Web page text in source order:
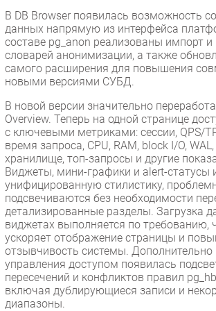
В DB Browser появилась возможность
данных напрямую из интерфейса
составе pg_anon реализованы импорт и
словарей анонимизации, а также
самого расширения для повышения
новыми версиями СУБД.
В новой версии значительно
Overview. Теперь на одной странице
с ключевыми метриками: сессии, QPS/
время запроса, CPU, RAM, block I/O,
хранилище, топ-запросы и другие
Виджеты, мини-графики и alert-статусы
унифицированную стилистику,
подсвечиваются без необходимости
детализированные разделы. Загрузка
виджетах выполняется по требованию,
ускоряет отображение страницы и
отзывчивость системы. Дополнительно
управления доступом появилась
пересечений и конфликтов правил
включая дублирующиеся записи и
диапазоны.